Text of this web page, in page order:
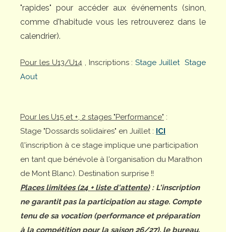
"rapides" pour accéder aux événements (sinon,
comme d'habitude vous les retrouverez dans le
calendrier).
Pour les U13/U14, Inscriptions :Stage Juillet Stage
Aout
Pour les U15 et +, 2 stages "Performance" :
Stage "Dossards solidaires" en Juillet : ICI
(l'inscription à ce stage implique une participation
en tant que bénévole à l'organisation du Marathon
de Mont Blanc). Destination surprise !!
Places limitées (24 + liste d'attente): L'inscription
ne garantit pas la participation au stage. Compte
tenu de sa vocation (performance et préparation
à la compétition pour la saison 26/27), le bureau,